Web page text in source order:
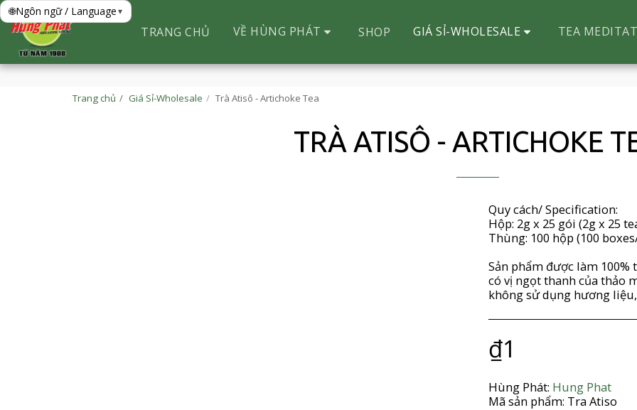
🌐Ngôn ngữ / Language▾
TRANG CHỦ VỀ HÙNG PHÁT SHOP GIÁ SỈ-WHOLESALE TEA
Trang chủ Giá Sỉ-Wholesale Trà Atisô - Artichoke Tea
TRÀ ATISÔ - ARTICHOKE
Quy cách/ Specification:
Hộp: 2g x 25 gói (2g x 25
Thùng: 100 hộp (100
Sản phẩm được làm
có vị ngọt thanh của thảo
không sử dụng hương
₫1
Hùng Phát: Hung Phat
Mã sản phẩm: Tra Atiso